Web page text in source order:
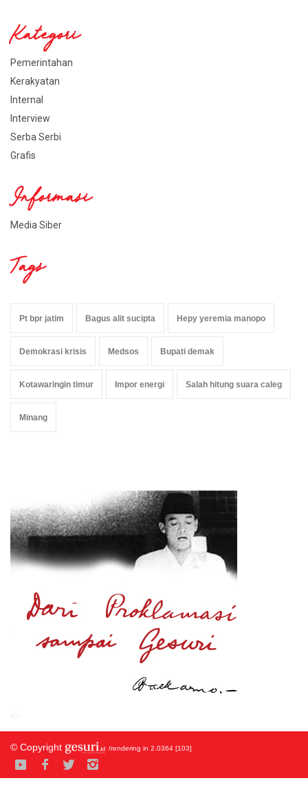
Kategori
Pemerintahan
Kerakyatan
Internal
Interview
Serba Serbi
Grafis
Informasi
Media Siber
Tags
Pt bpr jatim Bagus alit sucipta Hepy yeremia manopo
Demokrasi krisis Medsos Bupati demak
Kotawaringin timur Impor energi Salah hitung suara caleg
Minang
© Copyright /rendering in 2.0364 [103]